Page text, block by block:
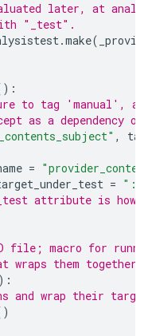
later, at
"_test".
.make(
to tag 'manual',
as a dependency
,
=
=
attribute is how
file; macro for
them together.
):
and wrap their